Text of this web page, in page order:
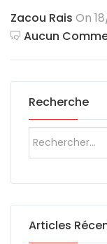
Zacou Rais On
Aucun
Recherche
Articles